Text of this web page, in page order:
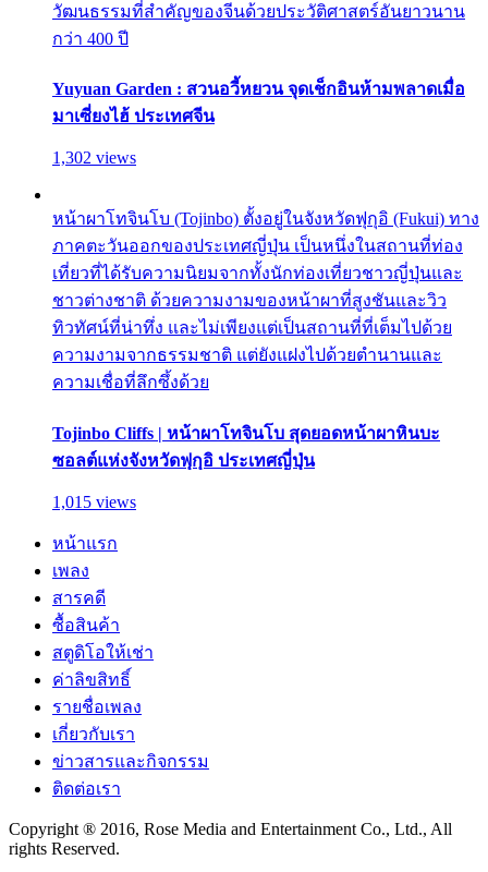
วัฒนธรรมที่สำคัญของจีนด้วยประวัติศาสตร์อันยาวนาน
กว่า 400 ปี
Yuyuan Garden : สวนอวี้หยวน จุดเช็กอินห้ามพลาดเมื่อ
มาเซี่ยงไฮ้ ประเทศจีน
1,302 views
หน้าผาโทจินโบ (Tojinbo) ตั้งอยู่ในจังหวัดฟุกุอิ (Fukui) ทาง
ภาคตะวันออกของประเทศญี่ปุ่น เป็นหนึ่งในสถานที่ท่อง
เที่ยวที่ได้รับความนิยมจากทั้งนักท่องเที่ยวชาวญี่ปุ่นและ
ชาวต่างชาติ ด้วยความงามของหน้าผาที่สูงชันและวิว
ทิวทัศน์ที่น่าทึ่ง และไม่เพียงแต่เป็นสถานที่ที่เต็มไปด้วย
ความงามจากธรรมชาติ แต่ยังแฝงไปด้วยตำนานและ
ความเชื่อที่ลึกซึ้งด้วย
Tojinbo Cliffs | หน้าผาโทจินโบ สุดยอดหน้าผาหินบะ
ซอลต์แห่งจังหวัดฟุกุอิ ประเทศญี่ปุ่น
1,015 views
หน้าแรก
เพลง
สารคดี
ซื้อสินค้า
สตูดิโอให้เช่า
ค่าลิขสิทธิ์
รายชื่อเพลง
เกี่ยวกับเรา
ข่าวสารและกิจกรรม
ติดต่อเรา
Copyright ® 2016, Rose Media and Entertainment Co., Ltd., All
rights Reserved.